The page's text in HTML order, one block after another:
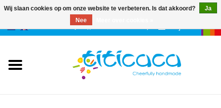
Wij slaan cookies op om onze website te verbeteren. Is dat akkoord?
Ja
Nee